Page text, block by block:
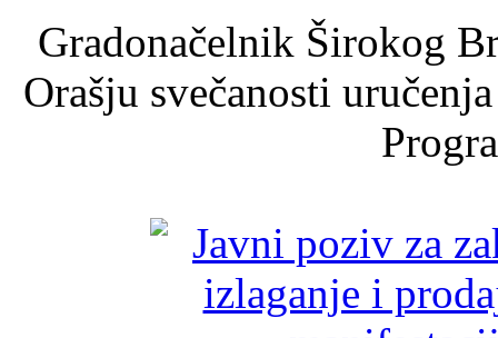
Gradonačelnik Širokog
Orašju svečanosti